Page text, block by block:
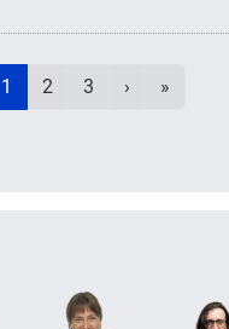
Текущая страница
1 Page
2 Page
3 Следующая
› »